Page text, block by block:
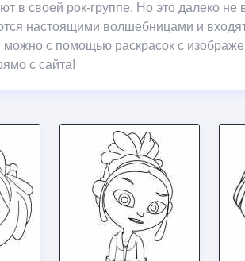
в своей рок-группе. Но это далеко
настоящими волшебницами и
с помощью раскрасок с
с сайта!